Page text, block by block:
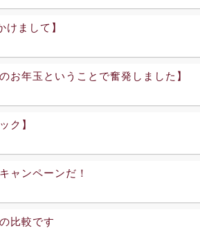
けまして】
お年玉ということで奮発しました】
ク】
ャンペーンだ！
比較です